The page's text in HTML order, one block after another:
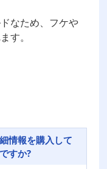
なため、フケや
す。
情報を購入して
すか?